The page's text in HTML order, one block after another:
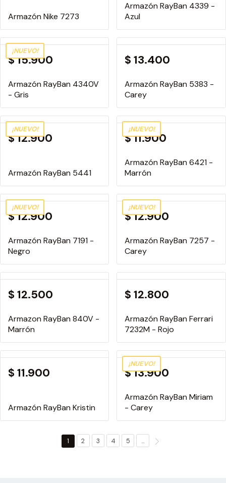
Armazón Nike 7273
Armazón RayBan 4339 -
Azul
¡NUEVO!
$ 15.900
Armazón RayBan 4340V
- Gris
$ 13.400
Armazón RayBan 5383 -
Carey
¡NUEVO!
$ 12.900
Armazón RayBan 5441
¡NUEVO!
$ 11.900
Armazón RayBan 6421 -
Marrón
¡NUEVO!
$ 12.900
Armazón RayBan 7191 -
Negro
¡NUEVO!
$ 12.900
Armazón RayBan 7257 -
Carey
$ 12.500
Armazon RayBan 840V -
Marrón
$ 12.800
Armazón RayBan Ferrari
7232M - Rojo
$ 11.900
Armazón RayBan Kristin
¡NUEVO!
$ 13.900
Armazón RayBan Miriam
- Carey
1 2 3 4 5 ...